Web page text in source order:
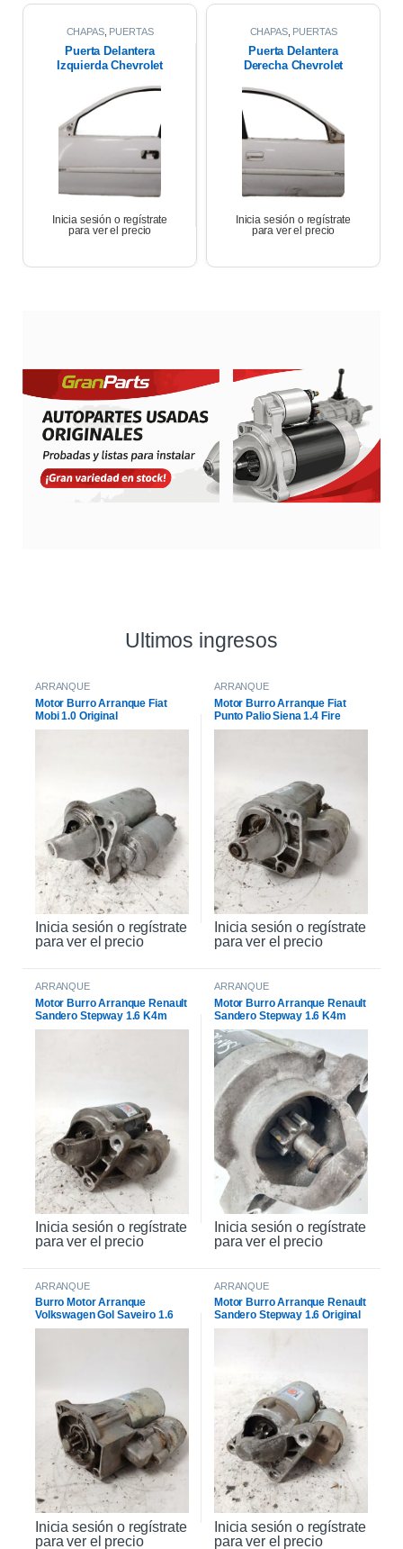
CHAPAS, PUERTAS
Puerta Delantera
Izquierda Chevrolet
Inicia sesión o regístrate
para ver el precio
CHAPAS, PUERTAS
Puerta Delantera
Derecha Chevrolet
Inicia sesión o regístrate
para ver el precio
Ultimos ingresos
ARRANQUE
Motor Burro Arranque Fiat
Mobi 1.0 Original
Inicia sesión o regístrate
para ver el precio
ARRANQUE
Motor Burro Arranque Fiat
Punto Palio Siena 1.4 Fire
Original
Inicia sesión o regístrate
para ver el precio
ARRANQUE
Motor Burro Arranque Renault
Sandero Stepway 1.6 K4m
Original
Inicia sesión o regístrate
para ver el precio
ARRANQUE
Motor Burro Arranque Renault
Sandero Stepway 1.6 K4m
Inicia sesión o regístrate
para ver el precio
ARRANQUE
Burro Motor Arranque
Volkswagen Gol Saveiro 1.6
Inicia sesión o regístrate
para ver el precio
ARRANQUE
Motor Burro Arranque Renault
Sandero Stepway 1.6 Original
Inicia sesión o regístrate
para ver el precio